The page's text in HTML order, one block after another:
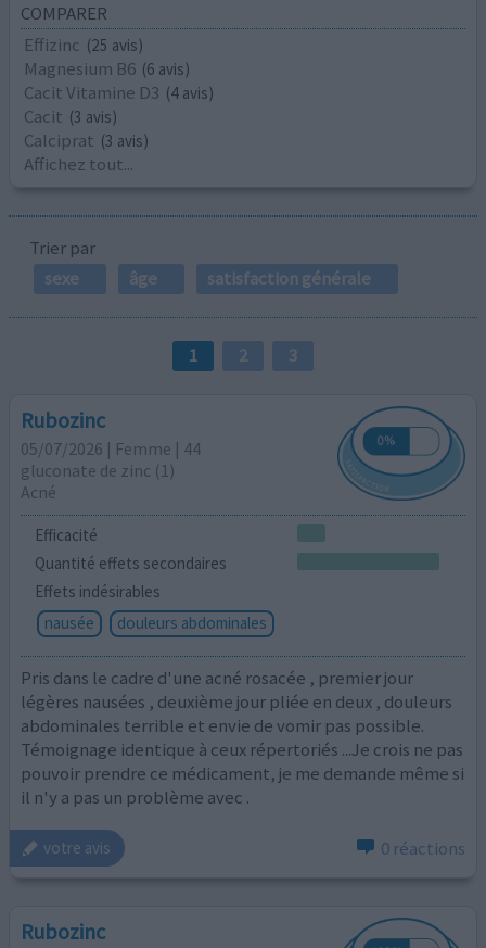
COMPARER
Effizinc (25 avis)
Magnesium B6 (6 avis)
Cacit Vitamine D3 (4 avis)
Cacit (3 avis)
Calciprat (3 avis)
Affichez tout...
Trier par
sexe
âge satisfaction générale
1 2 3
Rubozinc
05/07/2026 | Femme | 44
gluconate de zinc (1)
Acné
Efficacité
Quantité effets secondaires
Effets indésirables
nausée
douleurs abdominales
Pris dans le cadre d'une acné rosacée , premier jour
légères nausées , deuxième jour pliée en deux , douleurs
abdominales terrible et envie de vomir pas possible.
Témoignage identique à ceux répertoriés ...Je crois ne pas
pouvoir prendre ce médicament, je me demande même si
il n'y a pas un problème avec .
votre avis 0 réactions
Rubozinc